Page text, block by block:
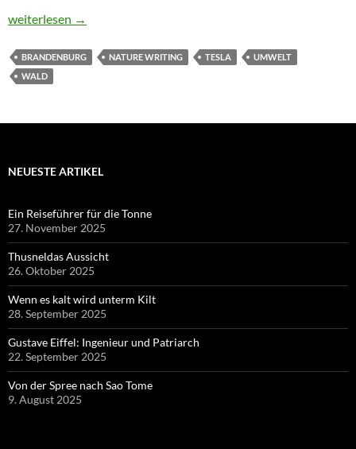
Der Wald muss klimafest werden
weiterlesen →
BRANDENBURG NATURE WRITING TESLA
UMWELT
WALD
NEUESTE ARTIKEL
Ein Reiseführer für die Tonne
27. November 2025
Thusneldas Aussicht
26. Oktober 2025
Wenn es kalt wird unterm Kilt
28. September 2025
Gustave Eiffel: Ingenieur und Patriarch
22. September 2025
Von der Spree nach Sao Tome
9. August 2025